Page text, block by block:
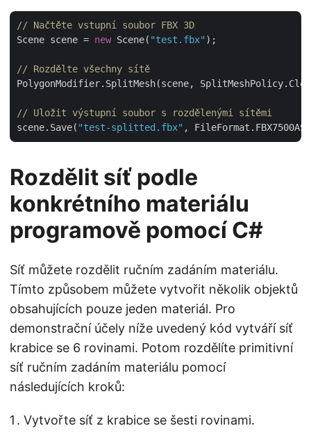
// Načtěte vstupní soubor FBX 3D
Scene scene = new Scene( "test.fbx" );
// Rozdělte všechny sítě
PolygonModifier.SplitMesh(scene,
// Uložit výstupní soubor s rozdělenými sítěmi
scene.Save( "test-splitted.fbx"
Rozdělit síť podle
konkrétního materiálu
programově pomocí C#
Síť můžete rozdělit ručním zadáním materiálu.
Tímto způsobem můžete vytvořit několik objektů
obsahujících pouze jeden materiál. Pro
demonstrační účely níže uvedený kód vytváří síť
krabice se 6 rovinami. Potom rozdělíte primitivní
síť ručním zadáním materiálu pomocí
následujících kroků:
Vytvořte síť z krabice se šesti rovinami.